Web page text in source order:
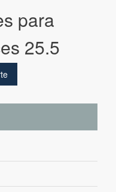
para
25.5